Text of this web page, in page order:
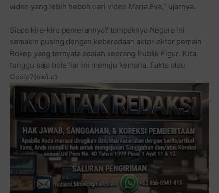
video yang lebih heboh dari video Maria Eva,” ujarnya.
Siapa kira-kira pemerannya? tampaknya Negara ini
semakin pusing dengan keberadaan aktor-aktor pemain
Bokep yang ternyata adalah seorang Publik Figur. Kita
tunggu saja bola liar ini menuju kemana. Fakta atau
Gosip?(ex/i.c)